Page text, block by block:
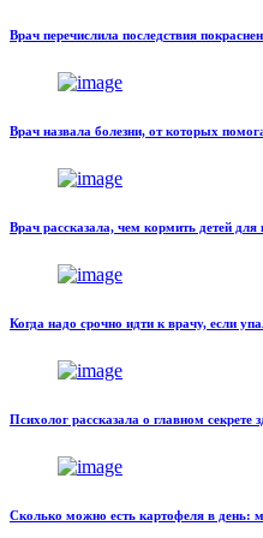
Врач перечислила последствия
Врач назвала болезни, от которых
Врач рассказала, чем кормить детей
Когда надо срочно идти к врачу, если
Психолог рассказала о главном секрете
Сколько можно есть картофеля в день: